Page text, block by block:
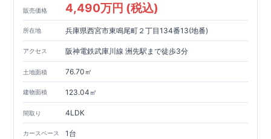
販売価格 4,490万円 (税込)
所在地 兵庫県西宮市東鳴尾町２丁目134番13(地番)
アクセス 阪神電鉄武庫川線 洲先駅まで徒歩3分
土地面積 76.70㎡
建物面積 123.04㎡
間取り 4LDK
カースペース 1台